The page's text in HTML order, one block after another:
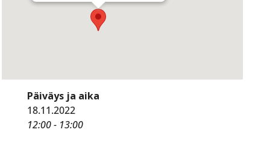
Päiväys ja aika
18.11.2022
12:00 - 13:00